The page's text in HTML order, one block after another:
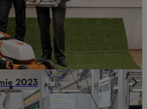
2023